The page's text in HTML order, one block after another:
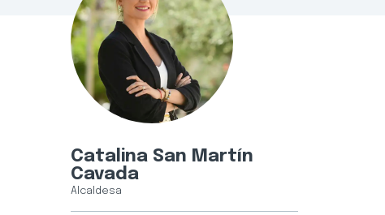
Catalina San Martín
Cavada
Alcaldesa